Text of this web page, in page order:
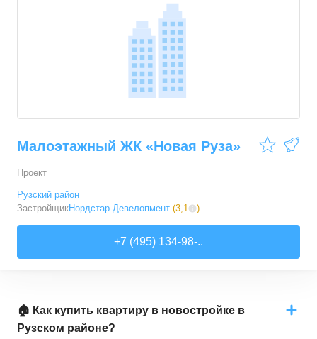
Малоэтажный ЖК «Новая Руза»
Проект
Рузский район
ЗастройщикНордстар-Девелопмент (3,1 )
+7 (495) 134-98-..
🏠 Как купить квартиру в новостройке в
Рузском районе?